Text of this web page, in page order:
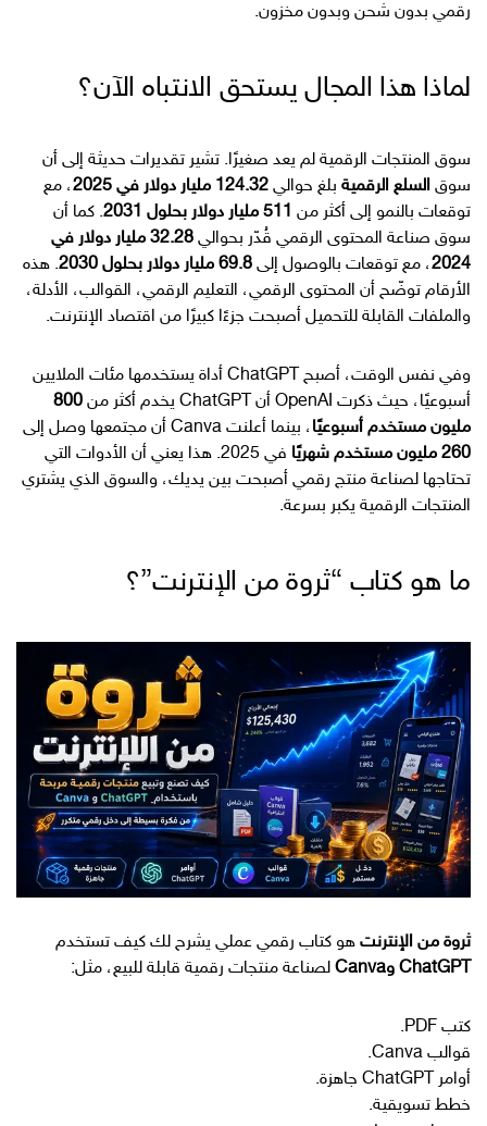
رقمي بدون شحن وبدون مخزون.
لماذا هذا المجال يستحق الانتباه الآن؟
سوق المنتجات الرقمية لم يعد صغيرًا. تشير تقديرات حديثة إلى أن
سوق السلع الرقمية بلغ حوالي 124.32 مليار دولار في 2025
، مع
توقعات بالنمو إلى أكثر من 511 مليار دولار بحلول 2031
. كما أن
سوق صناعة المحتوى الرقمي قُدّر بحوالي
32.28 مليار دولار في
2024، مع توقعات بالوصول إلى 69.8 مليار دولار بحلول 2030
. هذه
الأرقام توضّح أن المحتوى الرقمي، التعليم الرقمي، القوالب، الأدلة،
والملفات القابلة للتحميل أصبحت جزءًا كبيرًا من اقتصاد الإنترنت.
وفي نفس الوقت، أصبح ChatGPT أداة يستخدمها مئات الملايين
أسبوعيًا، حيث ذكرت OpenAI أن ChatGPT يخدم أكثر من
800
مليون مستخدم أسبوعيًا ، بينما أعلنت Canva أن مجتمعها وصل إلى
260 مليون مستخدم شهريًا
في 2025. هذا يعني أن الأدوات التي
تحتاجها لصناعة منتج رقمي أصبحت بين يديك، والسوق الذي يشتري
المنتجات الرقمية يكبر بسرعة.
ما هو كتاب “ثروة من الإنترنت”؟
ثروة من الإنترنت هو كتاب رقمي عملي يشرح لك كيف تستخدم
ChatGPT وCanva
لصناعة منتجات رقمية قابلة للبيع، مثل:
كتب PDF.
قوالب Canva.
أوامر ChatGPT جاهزة.
خطط تسويقية.